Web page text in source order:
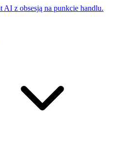
AI z obsesją na punkcie handlu.